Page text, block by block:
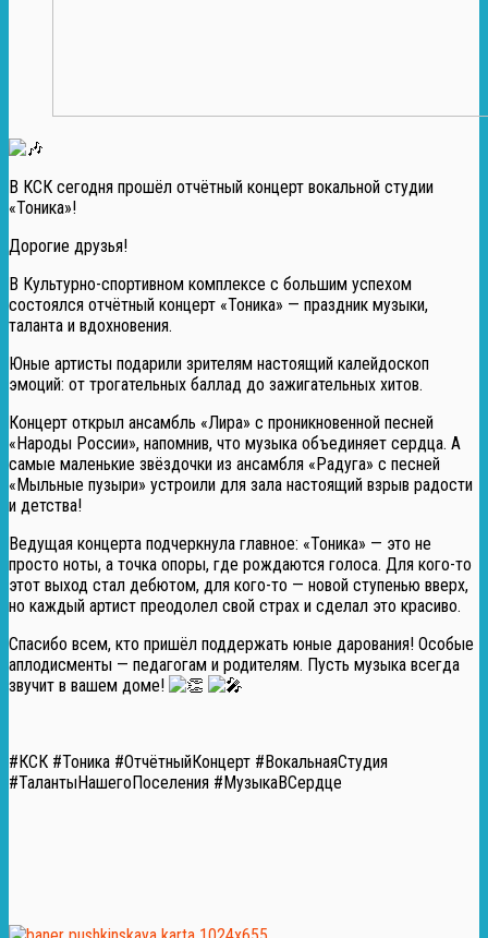
В КСК сегодня прошёл отчётный концерт вокальной студии
«Тоника»!
Дорогие друзья!
В Культурно-спортивном комплексе с большим успехом
состоялся отчётный концерт «Тоника» — праздник музыки,
таланта и вдохновения.
Юные артисты подарили зрителям настоящий калейдоскоп
эмоций: от трогательных баллад до зажигательных хитов.
Концерт открыл ансамбль «Лира» с проникновенной песней
«Народы России», напомнив, что музыка объединяет сердца. А
самые маленькие звёздочки из ансамбля «Радуга» с песней
«Мыльные пузыри» устроили для зала настоящий взрыв радости
и детства!
Ведущая концерта подчеркнула главное: «Тоника» — это не
просто ноты, а точка опоры, где рождаются голоса. Для кого-то
этот выход стал дебютом, для кого-то — новой ступенью вверх,
но каждый артист преодолел свой страх и сделал это красиво.
Спасибо всем, кто пришёл поддержать юные дарования! Особые
аплодисменты — педагогам и родителям. Пусть музыка всегда
звучит в вашем доме!
#КСК #Тоника #ОтчётныйКонцерт #ВокальнаяСтудия
#ТалантыНашегоПоселения #МузыкаВСердце